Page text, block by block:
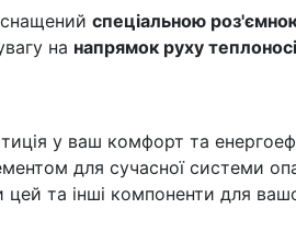
спеціальною
на напрямок руху
у ваш комфорт та
для сучасної системи
цей та інші компоненти для